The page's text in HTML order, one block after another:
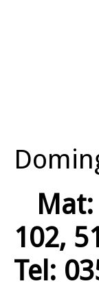
Mat:
102,
Tel: